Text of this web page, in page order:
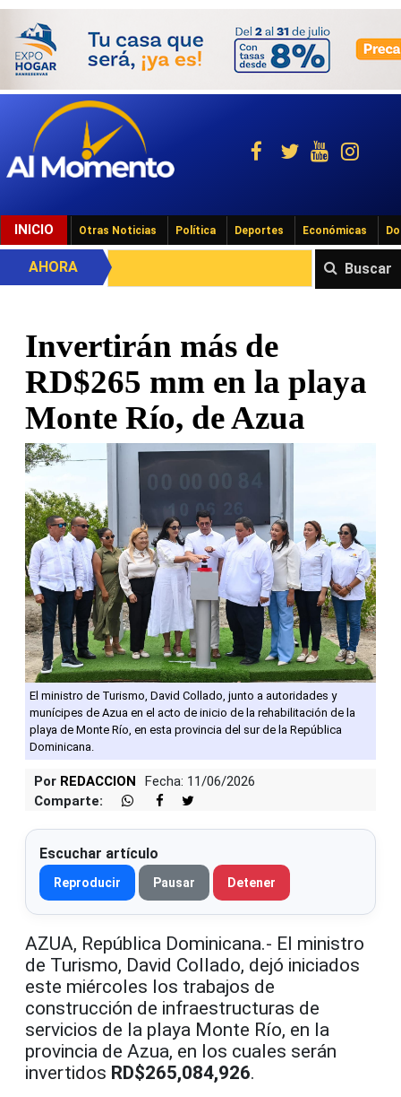
INICIO Otras Noticias Política Deportes Económicas
Buscar
AHORA
Invertirán más de
RD$265 mm en la playa
Monte Río, de Azua
El ministro de Turismo, David Collado, junto a autoridades y
munícipes de Azua en el acto de inicio de la rehabilitación de la
playa de Monte Río, en esta provincia del sur de la República
Dominicana.
Por REDACCION
Fecha: 11/06/2026
Comparte:
Escuchar artículo
Reproducir Pausar Detener
AZUA, República Dominicana.- El ministro
de Turismo, David Collado, dejó iniciados
este miércoles los trabajos de
construcción de infraestructuras de
servicios de la playa Monte Río, en la
provincia de Azua, en los cuales serán
invertidos RD$265,084,926.